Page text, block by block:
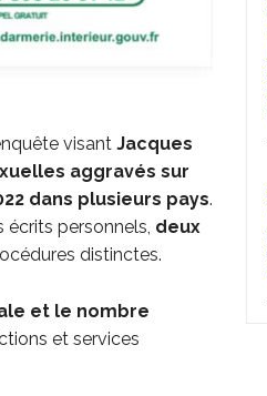
visant Jacques
aggravés sur
dans plusieurs pays.
écrits personnels, deux
distinctes.
et le nombre
et services